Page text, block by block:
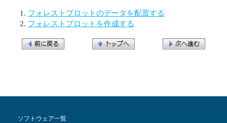
フォレストプロットのデータを配置する
フォレストプロットを作成する
ソフトウェア一覧